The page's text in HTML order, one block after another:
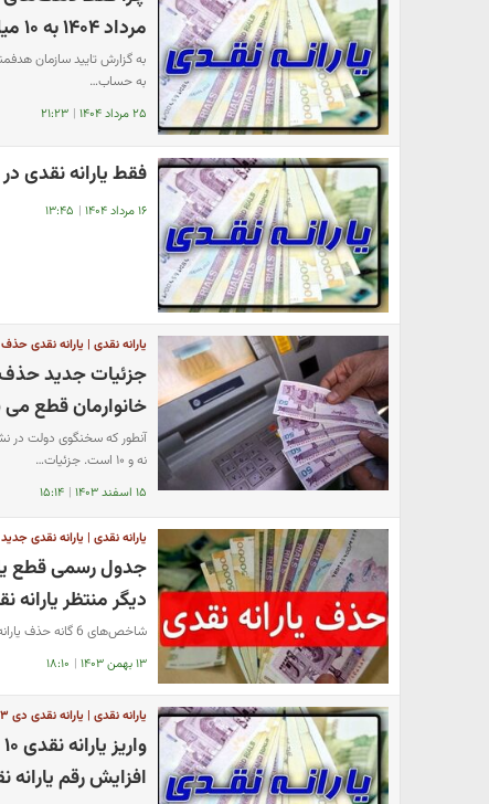
مرداد ۱۴۰۴ به ۱۰ میلیون نفر
به حساب…
۲۵ مرداد ۱۴۰۴ | ۲۱:۲۳
فقط یارانه نقدی در مرداد ۱۴۰۴؟ | جدول زمان و
۱۶ مرداد ۱۴۰۴ | ۱۳:۴۵
یارانه نقدی | یارانه نقدی حذف |
جزئیات جدید حذف
خانوارمان قطع
نه و ۱۰ است. جزئیات…
۱۵ اسفند ۱۴۰۳ | ۱۵:۱۴
یارانه نقدی | یارانه نقدی
جدول رسمی قطع
دیگر منتظر
شاخص‌های 6 گانه حذف یارانه نقدی اعلام شد.
۱۳ بهمن ۱۴۰۳ | ۱۸:۱۰
یارانه نقدی | یارانه نقدی دی ۱۴۰۳ | یارانه نقدی جدید
افزایش رقم یارانه